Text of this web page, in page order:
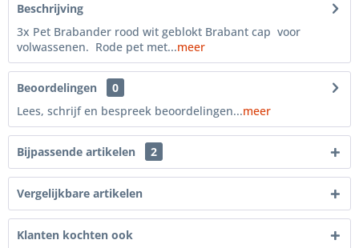
Beschrijving
3x Pet Brabander rood wit geblokt Brabant cap voor
volwassenen. Rode pet met...meer
Beoordelingen
0
Lees, schrijf en bespreek beoordelingen...meer
Bijpassende artikelen 2
Vergelijkbare artikelen
Klanten kochten ook